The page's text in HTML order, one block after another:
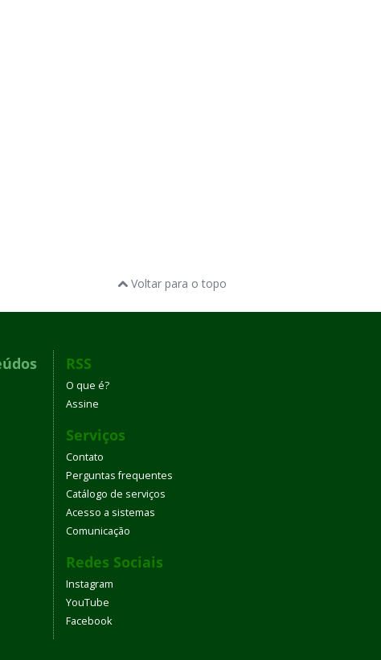
Voltar para o topo
RSS
O que é?
Assine
Serviços
Contato
Perguntas frequentes
Catálogo de serviços
Acesso a sistemas
Comunicação
Redes Sociais
Instagram
YouTube
Facebook